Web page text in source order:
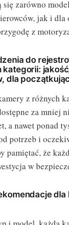
zarówno
jak i dla
z
do
kategorii:
dla
z różnych
za mniej
a nawet ponad
potrzeb i
pamiętać, że
w